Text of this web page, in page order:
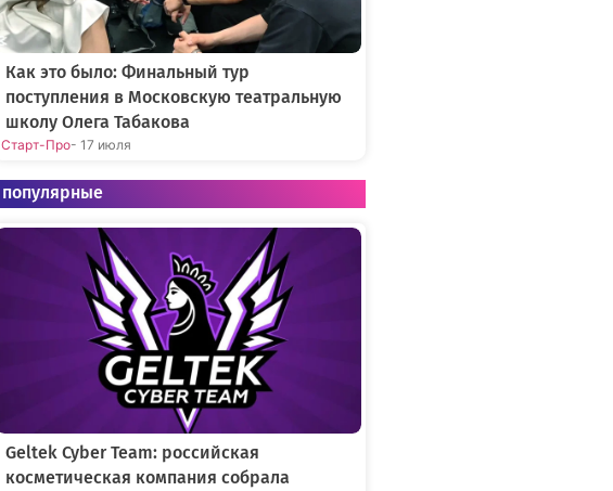
Как это было: Финальный тур
поступления в Московскую театральную
школу Олега Табакова
Старт-Про- 17 июля
популярные
Geltek Cyber Team: российская
косметическая компания собрала